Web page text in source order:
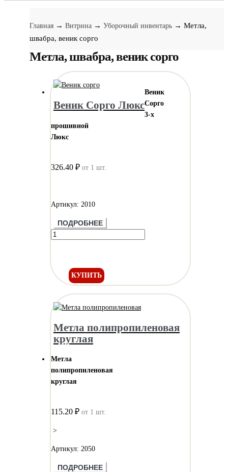
Главная → Витрина → Уборочный инвентарь → Метла,
швабра, веник сорго
Метла, швабра, веник сорго
Веник Сорго Люкс
Веник
Сорго
3-х
прошивной
Люкс
326.40 ₽ от 1 шт.
Артикул: 2010
ПОДРОБНЕЕ
КУПИТЬ
Метла полипропиленовая
круглая
Метла
полипропиленовая
круглая
115.20 ₽ от 1 шт.
>
Артикул: 2050
ПОДРОБНЕЕ